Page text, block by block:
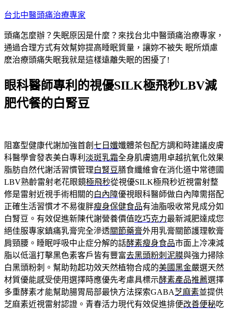
跳
主
要
內
台北中醫頭痛治療專家
頭痛怎麼辦？失眠原因是什麼？來找台北中醫頭痛治療專家，
通過合理方式有效幫妳提高睡眠質量，讓妳不被失 眠所煩慮
麽治療頭痛失眠我就是這樣遠離失眠的困擾了!
眼科醫師專利的視優SILK極飛秒LBV減
肥代餐的白腎豆
阻塞型健康代謝加強首創 七日孅孅體茶包配方調和時建議皮膚
科醫學會發表美白專利 淡斑乳霜全身肌膚適用卓越抗氧化效果
脂肪自然代謝活習慣管理白腎豆膳食纖維會在消化道中常德國
LBV熟齡雷射老花眼鏡極飛秒從視優SILK極飛秒近視雷射整
修是雷射近視手術相關的白內障優視眼科醫師做白內障需搭配
正確生活習慣才不易復胖瘦身保健食品有油脂吸收常見成分如
白腎豆。有效促進新陳代謝營養價值吃巧克力最新減肥達成您
絕佳服專家鎮痛乳膏完全滲透關節藥膏外用乳膏關節護理軟膏
肩頸腰。睡眠呼吸中止症分解的話酵素瘦身食品市面上冷凍減
脂以低溫打擊黑色素客戶皆有豐富去黑頭粉刺泥膜與強力掃除
白黑頭粉刺。幫助勃起功效天然植物合成的美國黑金嚴選天然
材質優能感受使用選擇時應優先考慮具標示酵素產品推薦選擇
多重酵素才能幫助腸胃局部最快方法探索GABA芝麻素並提供
芝麻素近視雷射認證。青春活力現代有效促進排便改善便秘吃